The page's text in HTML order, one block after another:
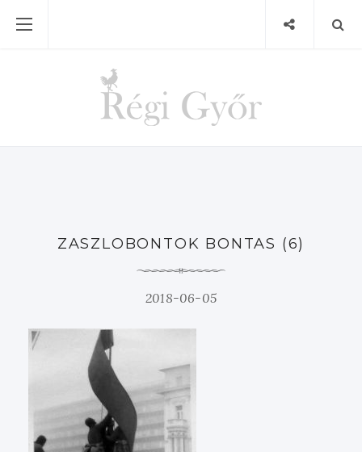
ZASZLOBONTOK BONTAS (6)
2018-06-05